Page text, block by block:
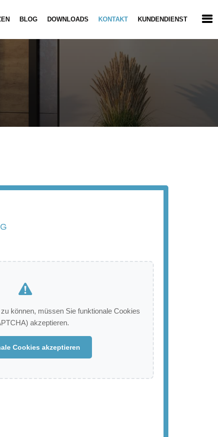
BLOG DOWNLOADS KONTAKT KUNDENDIENST
können, müssen Sie funktionale Cookies
akzeptieren.
Cookies akzeptieren